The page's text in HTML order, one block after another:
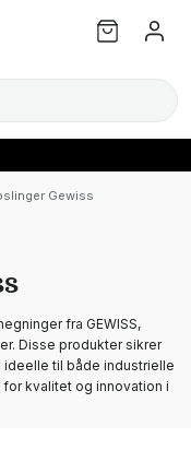
Gewiss
fra GEWISS,
Disse produkter sikrer
til både industrielle
kvalitet og innovation i